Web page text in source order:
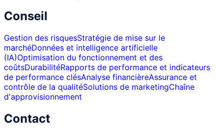
Conseil
Gestion des risquesStratégie de mise sur le
marchéDonnées et intelligence artificielle
(IA)Optimisation du fonctionnement et des
coûtsDurabilitéRapports de performance et indicateurs
de performance clésAnalyse financièreAssurance et
contrôle de la qualitéSolutions de marketingChaîne
d'approvisionnement
Contact